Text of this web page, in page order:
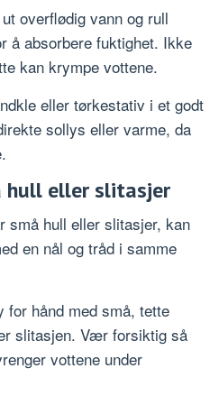
overflødig vann og rull
å absorbere fuktighet. Ikke
kan krympe vottene.
eller tørkestativ i et godt
sollys eller varme, da
hull eller slitasjer
små hull eller slitasjer, kan
en nål og tråd i samme
hånd med små, tette
slitasjen. Vær forsiktig så
vottene under